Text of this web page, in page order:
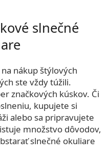
slnečné
nákup štýlových
ste vždy túžili.
značkových kúskov. Či
kupujete si
alebo sa pripravujete
množstvo dôvodov,
slnečné okuliare